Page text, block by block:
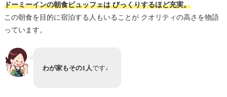
ホテル予約+口コミ
ドーミーインの朝食ビュッフェは びっくりするほど充実。
この朝食を目的に宿泊する人もいることが クオリティの高さを物語
っています。
わが家もその1人です♩